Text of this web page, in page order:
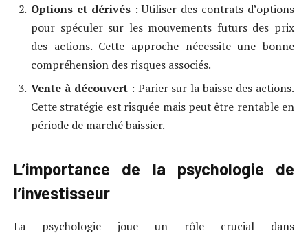
Options et dérivés: Utiliser des contrats d’options
pour spéculer sur les mouvements futurs des prix
des actions. Cette approche nécessite une bonne
compréhension des risques associés.
Vente à découvert: Parier sur la baisse des actions.
Cette stratégie est risquée mais peut être rentable en
période de marché baissier.
L’importance de la psychologie de
l’investisseur
La psychologie joue un rôle crucial dans